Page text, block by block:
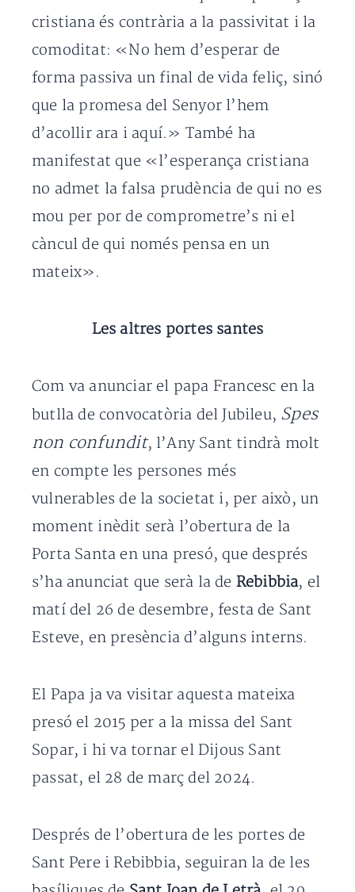
cristiana és contrària a la passivitat i la
comoditat: «No hem d’esperar de
forma passiva un final de vida feliç, sinó
que la promesa del Senyor l’hem
d’acollir ara i aquí.» També ha
manifestat que «l’esperança cristiana
no admet la falsa prudència de qui no es
mou per por de comprometre’s ni el
càncul de qui només pensa en un
mateix».
Les altres portes santes
Com va anunciar el papa Francesc en la
butlla de convocatòria del Jubileu, Spes
non confundit, l’Any Sant tindrà molt
en compte les persones més
vulnerables de la societat i, per això, un
moment inèdit serà l’obertura de la
Porta Santa en una presó, que després
s’ha anunciat que serà la de Rebibbia, el
matí del 26 de desembre, festa de Sant
Esteve, en presència d’alguns interns.
El Papa ja va visitar aquesta mateixa
presó el 2015 per a la missa del Sant
Sopar, i hi va tornar el Dijous Sant
passat, el 28 de març del 2024.
Després de l’obertura de les portes de
Sant Pere i Rebibbia, seguiran la de les